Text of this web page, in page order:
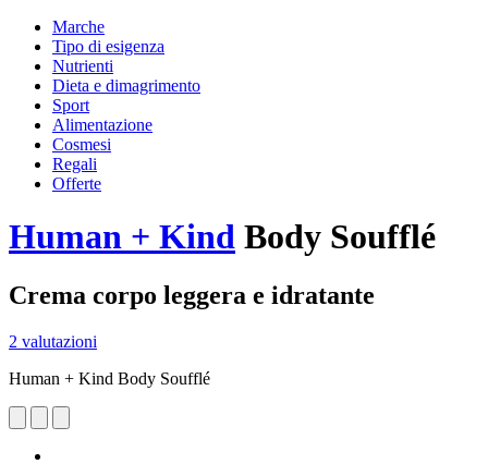
Marche
Tipo di esigenza
Nutrienti
Dieta e dimagrimento
Sport
Alimentazione
Cosmesi
Regali
Offerte
Human + Kind Body Soufflé
Crema corpo leggera e idratante
2 valutazioni
Human + Kind Body Soufflé